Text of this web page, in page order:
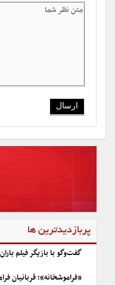
پربازدیدترین ها
گفت‌وگو با بازیگر فیلم
«فراموشخانه»؛ قربانیان